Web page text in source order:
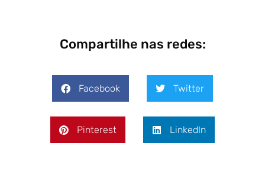
Compartilhe nas redes:
Facebook Twitter
Pinterest LinkedIn